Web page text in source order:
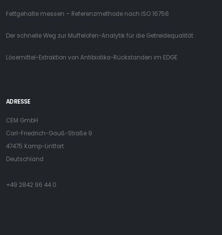
Fettgehalte messen – Referenzmethode nach ISO 16756
Der schnelle Weg zur Muffelofen-Analytik für die Getreidequalität
Lösemittel-Extraktion von Antibiotika-Rückstanden im EDGE
ADRESSE
CEM GmbH
Carl-Friedrich-Gauß-Straße 9
47475 Kamp-Lintfort
Deutschland
+49 2842 96 44 0